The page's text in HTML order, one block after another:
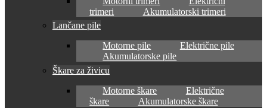
trimeri
Akumulatorski trimeri
Lančane pile
Motorne pile
Električne pile
Akumulatorske pile
Škare za živicu
Motorne škare
Električne
škare
Akumulatorske škare